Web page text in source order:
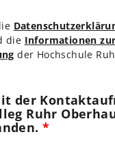
die Informationen zur
der Hochschule
der
Ruhr
*